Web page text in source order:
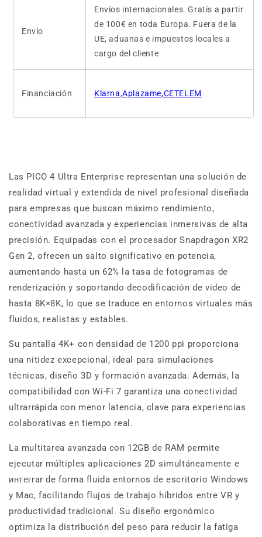
Envío
Envíos internacionales. Gratis a partir
de 100€ en toda Europa. Fuera de la
UE, aduanas e impuestos locales a
cargo del cliente
Financiación Klarna,Aplazame,CETELEM
Las PICO 4 Ultra Enterprise representan una solución de
realidad virtual y extendida de nivel profesional diseñada
para empresas que buscan máximo rendimiento,
conectividad avanzada y experiencias inmersivas de alta
precisión. Equipadas con el procesador Snapdragon XR2
Gen 2, ofrecen un salto significativo en potencia,
aumentando hasta un 62% la tasa de fotogramas de
renderización y soportando decodificación de video de
hasta 8K×8K, lo que se traduce en entornos virtuales más
fluidos, realistas y estables.
Su pantalla 4K+ con densidad de 1200 ppi proporciona
una nitidez excepcional, ideal para simulaciones
técnicas, diseño 3D y formación avanzada. Además, la
compatibilidad con Wi-Fi 7 garantiza una conectividad
ultrarrápida con menor latencia, clave para experiencias
colaborativas en tiempo real.
La multitarea avanzada con 12GB de RAM permite
ejecutar múltiples aplicaciones 2D simultáneamente e
интегrar de forma fluida entornos de escritorio Windows
y Mac, facilitando flujos de trabajo híbridos entre VR y
productividad tradicional. Su diseño ergonómico
optimiza la distribución del peso para reducir la fatiga